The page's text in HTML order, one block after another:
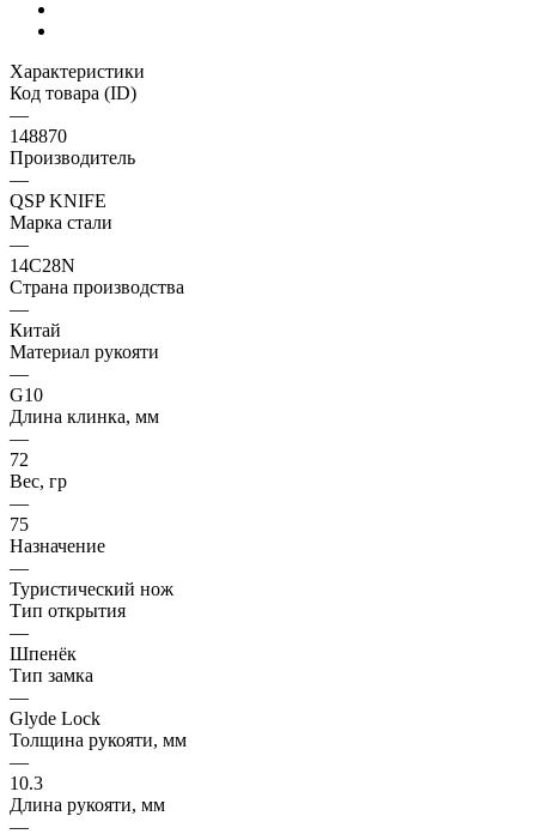
Характеристики
Код товара (ID)
—
148870
Производитель
—
QSP KNIFE
Марка стали
—
14C28N
Страна производства
—
Китай
Материал рукояти
—
G10
Длина клинка, мм
—
72
Вес, гр
—
75
Назначение
—
Туристический нож
Тип открытия
—
Шпенёк
Тип замка
—
Glyde Lock
Толщина рукояти, мм
—
10.3
Длина рукояти, мм
—